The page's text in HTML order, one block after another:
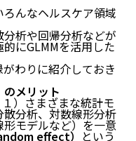
んなヘルスケア領域
析や回帰分析などが
にGLMMを活用した
わりに紹介しておき
メリット
）さまざまな統計モ
分析、対数線形分析
モデルなど）を一意
effect） という